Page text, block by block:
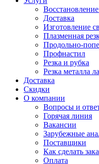
Доставка
Изготовление
Плазменная
Продольно-
Профнастил
Резка и рубка
Резка металла
Доставка
Скидки
О компании
Вопросы и
Горячая линия
Вакансии
Зарубежные
Поставщики
Как сделать
Оплата